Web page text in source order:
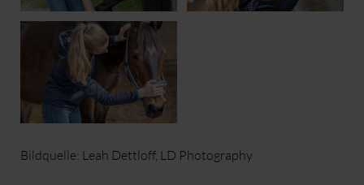
Bildquelle: Leah Dettloff, LD Photography